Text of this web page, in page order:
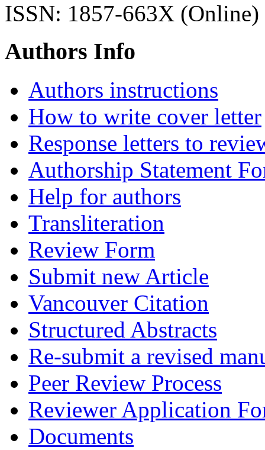
ISSN: 1857-663X (Online)
Authors Info
Authors instructions
How to write cover letter
Response letters to
Authorship Statement
Help for authors
Transliteration
Review Form
Submit new Article
Vancouver Citation
Structured Abstracts
Re-submit a revised
Peer Review Process
Reviewer Application
Documents